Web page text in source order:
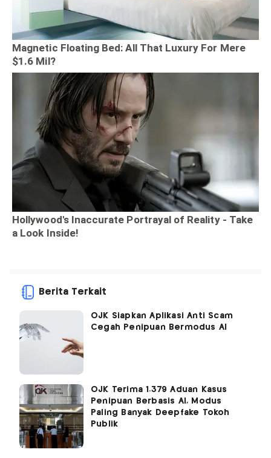
Berita Terkait
OJK Siapkan Aplikasi Anti Scam
Cegah Penipuan Bermodus AI
OJK Terima 1.379 Aduan Kasus
Penipuan Berbasis AI, Modus
Paling Banyak Deepfake Tokoh
Publik